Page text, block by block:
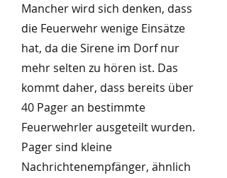
Mancher wird sich denken, dass
die Feuerwehr wenige Einsätze
hat, da die Sirene im Dorf nur
mehr selten zu hören ist. Das
kommt daher, dass bereits über
40 Pager an bestimmte
Feuerwehrler ausgeteilt wurden.
Pager sind kleine
Nachrichtenempfänger, ähnlich